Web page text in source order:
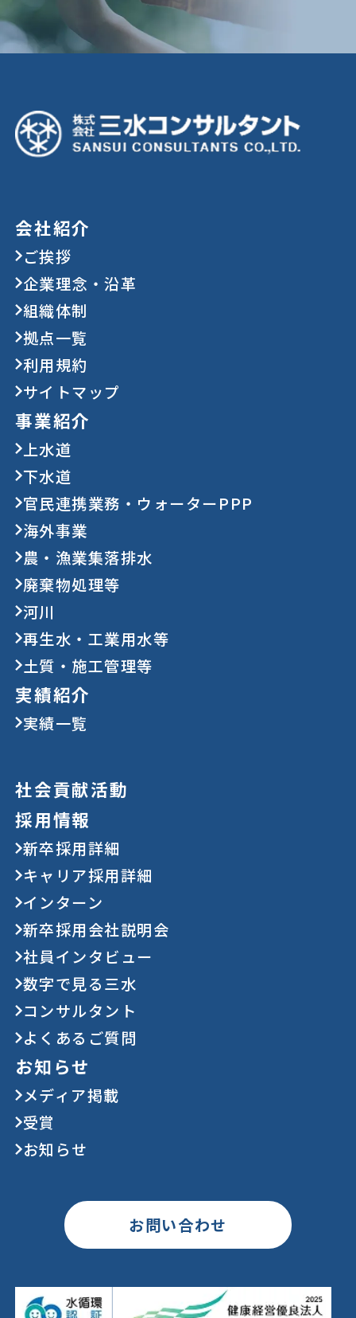
会社紹介
ご挨拶
企業理念・沿革
組織体制
拠点一覧
利用規約
サイトマップ
事業紹介
上水道
下水道
官民連携業務・ウォーターPPP
海外事業
農・漁業集落排水
廃棄物処理等
河川
再生水・工業用水等
土質・施工管理等
実績紹介
実績一覧
社会貢献活動
採用情報
新卒採用詳細
キャリア採用詳細
インターン
新卒採用会社説明会
社員インタビュー
数字で見る三水
コンサルタント
よくあるご質問
お知らせ
メディア掲載
受賞
お知らせ
お問い合わせ